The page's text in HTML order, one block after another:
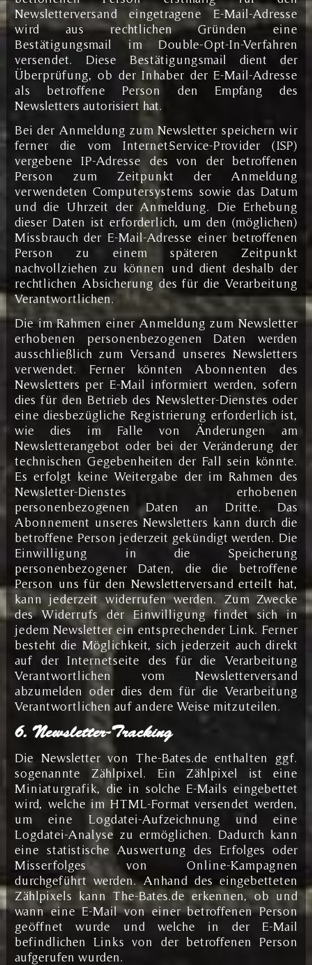
Newsletterversand eingetragene E-Mail-Adresse
wird aus rechtlichen Gründen eine
Bestätigungsmail im Double-Opt-In-Verfahren
versendet. Diese Bestätigungsmail dient der
Überprüfung, ob der Inhaber der E-Mail-Adresse
als betroffene Person den Empfang des
Newsletters autorisiert hat.
Bei der Anmeldung zum Newsletter speichern wir
ferner die vom Internet-Service-Provider (ISP)
vergebene IP-Adresse des von der betroffenen
Person zum Zeitpunkt der Anmeldung
verwendeten Computersystems sowie das Datum
und die Uhrzeit der Anmeldung. Die Erhebung
dieser Daten ist erforderlich, um den (möglichen)
Missbrauch der E-Mail-Adresse einer betroffenen
Person zu einem späteren Zeitpunkt
nachvollziehen zu können und dient deshalb der
rechtlichen Absicherung des für die Verarbeitung
Verantwortlichen.
Die im Rahmen einer Anmeldung zum Newsletter
erhobenen personenbezogenen Daten werden
ausschließlich zum Versand unseres Newsletters
verwendet. Ferner könnten Abonnenten des
Newsletters per E-Mail informiert werden, sofern
dies für den Betrieb des Newsletter-Dienstes oder
eine diesbezügliche Registrierung erforderlich ist,
wie dies im Falle von Änderungen am
Newsletterangebot oder bei der Veränderung der
technischen Gegebenheiten der Fall sein könnte.
Es erfolgt keine Weitergabe der im Rahmen des
Newsletter-Dienstes erhobenen
personenbezogenen Daten an Dritte. Das
Abonnement unseres Newsletters kann durch die
betroffene Person jederzeit gekündigt werden. Die
Einwilligung in die Speicherung
personenbezogener Daten, die die betroffene
Person uns für den Newsletterversand erteilt hat,
kann jederzeit widerrufen werden. Zum Zwecke
des Widerrufs der Einwilligung findet sich in
jedem Newsletter ein entsprechender Link. Ferner
besteht die Möglichkeit, sich jederzeit auch direkt
auf der Internetseite des für die Verarbeitung
Verantwortlichen vom Newsletterversand
abzumelden oder dies dem für die Verarbeitung
Verantwortlichen auf andere Weise mitzuteilen.
6. Newsletter-Tracking
Die Newsletter von The-Bates.de enthalten ggf.
sogenannte Zählpixel. Ein Zählpixel ist eine
Miniaturgrafik, die in solche E-Mails eingebettet
wird, welche im HTML-Format versendet werden,
um eine Logdatei-Aufzeichnung und eine
Logdatei-Analyse zu ermöglichen. Dadurch kann
eine statistische Auswertung des Erfolges oder
Misserfolges von Online-Kampagnen
durchgeführt werden. Anhand des eingebetteten
Zählpixels kann The-Bates.de erkennen, ob und
wann eine E-Mail von einer betroffenen Person
geöffnet wurde und welche in der E-Mail
befindlichen Links von der betroffenen Person
aufgerufen wurden.